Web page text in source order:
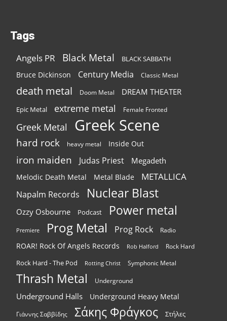
Tags
Angels PR Black Metal BLACK SABBATH
Bruce Dickinson Century Media Classic Metal
death metal Doom Metal DREAM THEATER
Epic Metal extreme metal Female Fronted
Greek Metal Greek Scene
hard rock heavy metal Inside Out
iron maiden Judas Priest Megadeth
Melodic Death Metal Metal Blade METALLICA
Napalm Records Nuclear Blast
Ozzy Osbourne Podcast Power metal
Premiere Prog Metal Prog Rock Radio
ROAR! Rock Of Angels Records Rob Halford Rock Hard
Rock Hard - The Pod Rotting Christ Symphonic Metal
Thrash Metal Underground
Underground Halls Underground Heavy Metal
Γιάννης Σαββίδης Σάκης Φράγκος Στήλες